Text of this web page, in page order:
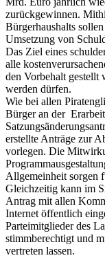
zurückgewinnen.
Bürgerhaushalts
Umsetzung von
Das Ziel eines
alle
den Vorbehalt gestellt
werden dürfen.
Wie bei allen
Bürger an der
erstellte Anträge zur
vorlegen. Die
Allgemeinheit sorgen
Gleichzeitig kann im
Antrag mit allen
Internet öffentlich
Parteimitglieder des
stimmberechtigt und
vertreten lassen.